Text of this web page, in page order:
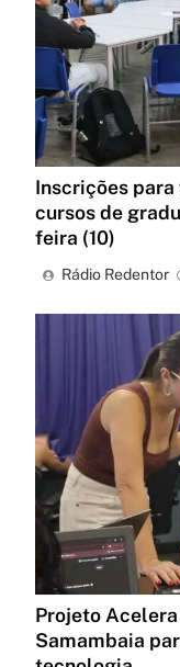
Inscrições para
cursos de
feira (10)
Rádio Redentor
Projeto
Samambaia